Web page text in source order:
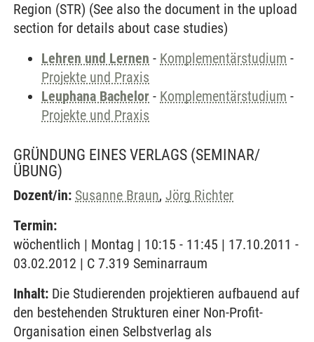
Region (STR) (See also the document in the upload
section for details about case studies)
Lehren und Lernen - Komplementärstudium -
Projekte und Praxis
Leuphana Bachelor - Komplementärstudium -
Projekte und Praxis
GRÜNDUNG EINES VERLAGS (SEMINAR/
ÜBUNG)
Dozent/in: Susanne Braun, Jörg Richter
Termin:
wöchentlich | Montag | 10:15 - 11:45 | 17.10.2011 -
03.02.2012 | C 7.319 Seminarraum
Inhalt: Die Studierenden projektieren aufbauend auf
den bestehenden Strukturen einer Non-Profit-
Organisation einen Selbstverlag als